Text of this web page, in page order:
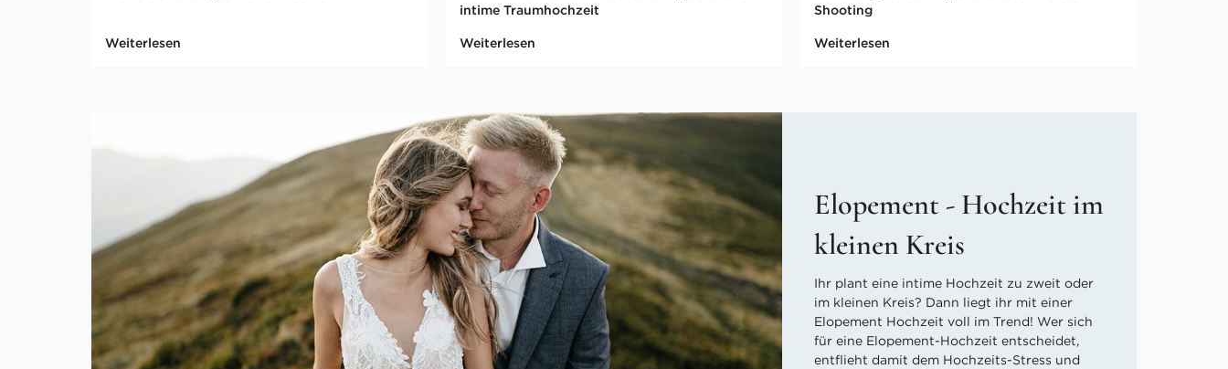
Weiterlesen
intime Traumhochzeit
Weiterlesen
Shooting
Weiterlesen
Elopement - Hochzeit im
kleinen Kreis
Ihr plant eine intime Hochzeit zu zweit oder
im kleinen Kreis? Dann liegt ihr mit einer
Elopement Hochzeit voll im Trend! Wer sich
für eine Elopement-Hochzeit entscheidet,
entflieht damit dem Hochzeits-Stress und